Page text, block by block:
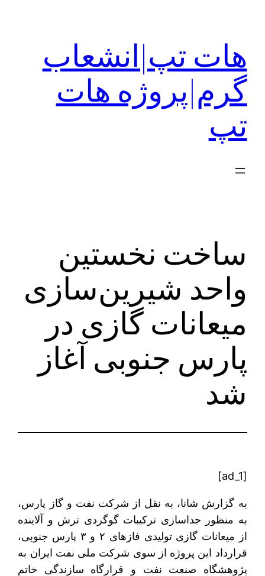
هات تپ|انشعاب
گرم|پروژه هات
تپ
ساخت نخستین
واحد شیرین‌سازی
میعانات گازی در
پارس جنوبی آغاز
شد
[ad_1]
به گزارش شانا، به نقل از شرکت نفت و گاز پارس،
به منظور جداسازی ترکیبات گوگردی ترش و آلاینده
از میعانات گازی تولیدی فازهای ۲ و ۳ پارس جنوبی،
قرارداد این پروژه از سوی شرکت ملی نفت ایران به
پژوهشگاه صنعت نفت و قرارگاه سازندگی خاتم